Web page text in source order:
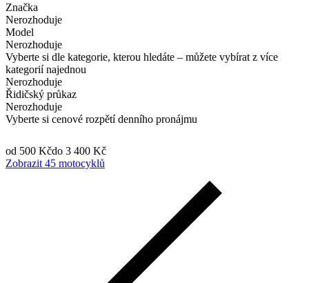
Značka
Nerozhoduje
Model
Nerozhoduje
Vyberte si dle kategorie, kterou hledáte – můžete vybírat z více
kategorií najednou
Nerozhoduje
Řidičský průkaz
Nerozhoduje
Vyberte si cenové rozpětí denního pronájmu
od 500 Kčdo 3 400 Kč
Zobrazit 45 motocyklů